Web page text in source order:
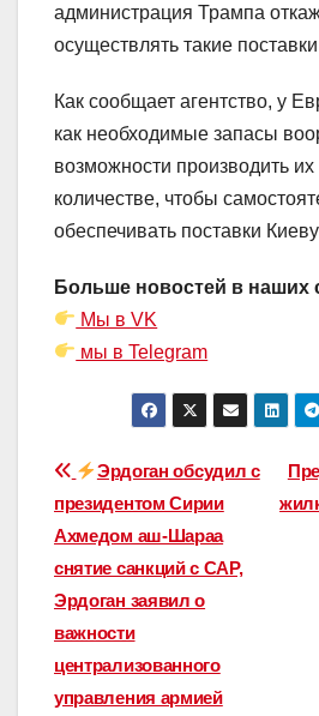
администрация Трампа
осуществлять такие
Как сообщает агентство, у
как необходимые запасы
возможности производить
количестве, чтобы
обеспечивать поставки
Больше новостей в наших
Мы в VK
мы в Telegram
Навигация
по
записям
Эрдоган обсудил с
президентом Сирии
Ахмедом аш-Шараа
снятие санкций с САР,
Эрдоган заявил о
важности
централизованного
управления армией